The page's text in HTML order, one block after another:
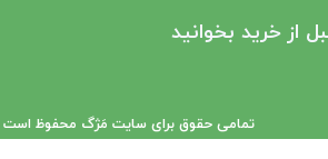
تمامی حقوق برای سایت مَژگ محفوظ است ​​​​​​​1404-1400
از خرید بخوانید